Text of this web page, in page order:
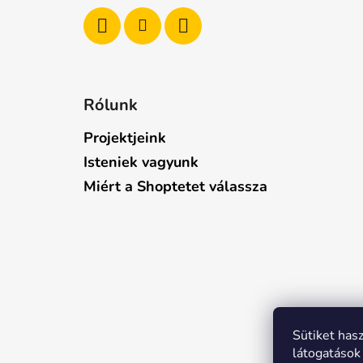
Sütiket
Rólunk
Projektjeink
Isteniek vagyunk
Miért a Shoptetet válassza